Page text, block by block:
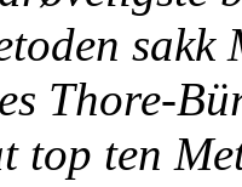
sakk
Thore-
top ten